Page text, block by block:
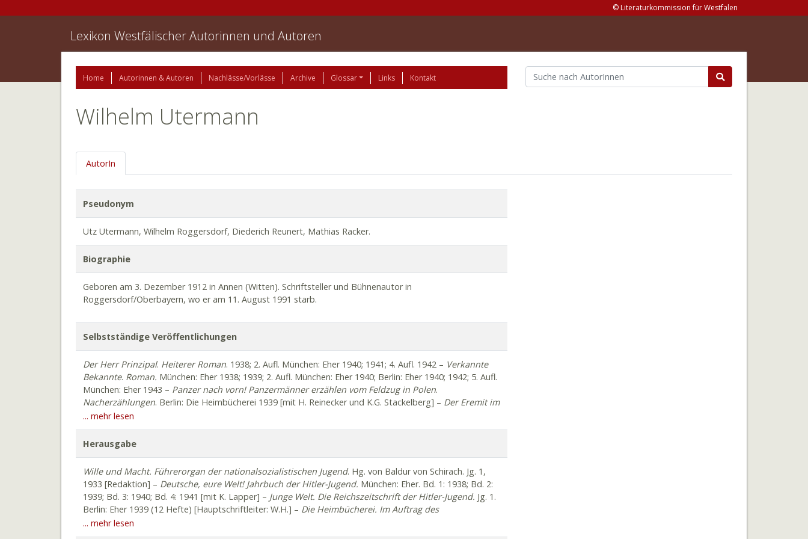
© Literaturkommission für Westfalen
Lexikon Westfälischer Autorinnen und Autoren
Home Autorinnen & Autoren Nachlässe/Vorlässe Archive Glossar Links Kontakt
Wilhelm Utermann
AutorIn
Pseudonym
Utz Utermann, Wilhelm Roggersdorf, Diederich Reunert, Mathias Racker.
Biographie
Geboren am 3. Dezember 1912 in Annen (Witten). Schriftsteller und Bühnenautor in
Roggersdorf/Oberbayern, wo er am 11. August 1991 starb.
Selbstständige Veröffentlichungen
Der Herr Prinzipal. Heiterer Roman. 1938; 2. Aufl. München: Eher 1940; 1941; 4. Aufl. 1942 – Verkannte
Bekannte. Roman. München: Eher 1938; 1939; 2. Aufl. München: Eher 1940; Berlin: Eher 1940; 1942; 5. Aufl.
München: Eher 1943 – Panzer nach vorn! Panzermänner erzählen vom Feldzug in Polen.
Nacherzählungen. Berlin: Die Heimbücherei 1939 [mit H. Reinecker und K.G. Stackelberg] – Der Eremit im
Himmelreich. Ein heiterer Roman
Hitlers. Ein Bildbuch vom Werden Großdeutschlands1933-1940.2./3. Aufl. München: Eher 1940; 2./3.
Aufl. 1941; 4. Aufl. 1942 [mit H. Holthaus] –
Zentralverlag der NSDAP 1941. 2. Aufl. Berlin: Eher 1942 –
München: Eher 1943, 1944 –
Der Pelikan. Komödie . 1942; 2. Aufl. Berlin: Eher 1943, 1944 –Kollege
kommt gleich. Lustspiel in vier Bildern. Berlin: Dt. Bühnenvertrieb im Zentralverlag der NSDAP 1942 –
Alle guten Dinge sind drei. Heitere Erzählungen.2. Aufl. München: Eher 1943; 1944 –Das Lied vom alten
Eisenhuth. Fünf Erzählungen.München: Eher 1943, 1944 – Was habt. ihr denn mit mir gemacht? Ein
heiterer Roman. München: Andermann 1950 – Im Reiche der Chemie. Hrsg. zum 100-jährigen
Firmenjubiläum der Badischen Anilin- und Soda-Fabrik AG, Ludwigshafen am Rhein.
... mehr lesen
Herausgabe
Wille und Macht. Führerorgan der nationalsozialistischen Jugend. Hg. von Baldur von Schirach. Jg. 1,
1933 [Redaktion] – Deutsche, eure Welt! Jahrbuch der Hitler-Jugend. München: Eher. Bd. 1: 1938; Bd. 2:
1939; Bd. 3: 1940; Bd. 4: 1941 [mit K. Lapper] – Junge Welt. Die Reichszeitschrift der Hitler-Jugend. Jg. 1.
Berlin: Eher 1939 (12 Hefte) [Hauptschriftleiter: W.H.] – Die Heimbücherei. Im Auftrag des
Reichsjugendführers Baldur von Schirach von Wilhelm Utermann herausgegeben.
Heimbücherei 1939 –Scheinwerfer auf uns.Dortmund: Westfalen 1939 –Panzer nach vorn!
... mehr lesen